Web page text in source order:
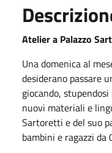
Atelier a Palazzo
Una domenica al
desiderano passare
giocando,
nuovi materiali e
Sartoretti e del suo
bambini e ragazzi da